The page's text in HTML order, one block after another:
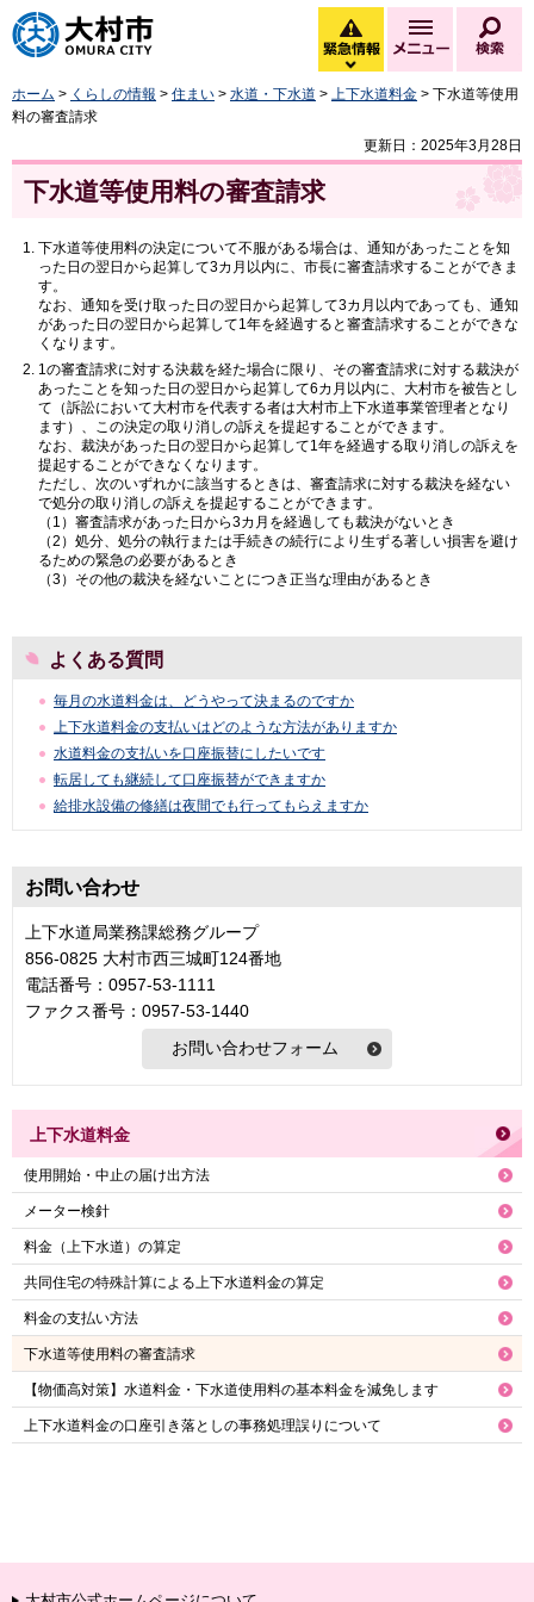
大村市
緊急情報
緊急情報を開く
メニュー
ホーム > くらしの情報 > 住まい > 水道・下水道 > 上下水道料金 > 下水道等使用
料の審査請求
更新日：2025年3月28日
下水道等使用料の審査請求
下水道等使用料の決定について不服がある場合は、通知があったことを知
った日の翌日から起算して3カ月以内に、市長に審査請求することができま
す。
なお、通知を受け取った日の翌日から起算して3カ月以内であっても、通知
があった日の翌日から起算して1年を経過すると審査請求することができな
くなります。
1の審査請求に対する決裁を経た場合に限り、その審査請求に対する裁決が
あったことを知った日の翌日から起算して6カ月以内に、大村市を被告とし
て（訴訟において大村市を代表する者は大村市上下水道事業管理者となり
ます）、この決定の取り消しの訴えを提起することができます。
なお、裁決があった日の翌日から起算して1年を経過する取り消しの訴えを
提起することができなくなります。
ただし、次のいずれかに該当するときは、審査請求に対する裁決を経ない
で処分の取り消しの訴えを提起することができます。
（1）審査請求があった日から3カ月を経過しても裁決がないとき
（2）処分、処分の執行または手続きの続行により生ずる著しい損害を避け
るための緊急の必要があるとき
（3）その他の裁決を経ないことにつき正当な理由があるとき
よくある質問
毎月の水道料金は、どうやって決まるのですか
上下水道料金の支払いはどのような方法がありますか
水道料金の支払いを口座振替にしたいです
転居しても継続して口座振替ができますか
給排水設備の修繕は夜間でも行ってもらえますか
お問い合わせ
上下水道局業務課総務グループ
856-0825 大村市西三城町124番地
電話番号：0957-53-1111
ファクス番号：0957-53-1440
上下水道料金
使用開始・中止の届け出方法
メーター検針
料金（上下水道）の算定
共同住宅の特殊計算による上下水道料金の算定
料金の支払い方法
下水道等使用料の審査請求
【物価高対策】水道料金・下水道使用料の基本料金を減免します
上下水道料金の口座引き落としの事務処理誤りについて